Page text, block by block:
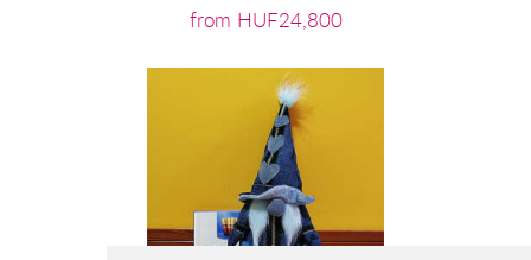
from HUF24,800